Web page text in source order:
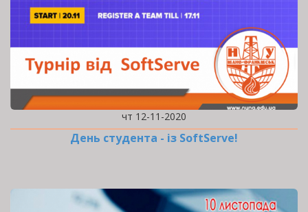
чт 12-11-2020
День студента - із SoftServe!